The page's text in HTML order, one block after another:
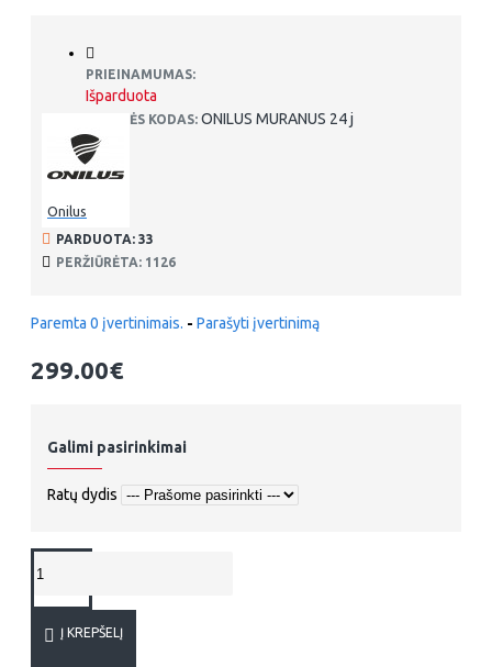
PRIEINAMUMAS:
Išparduota
PREKĖS KODAS: ONILUS MURANUS 24 j
Onilus
PARDUOTA: 33
PERŽIŪRĖTA: 1126
Paremta 0 įvertinimais. - Parašyti įvertinimą
299.00€
Galimi pasirinkimai
Ratų dydis
Į KREPŠELĮ